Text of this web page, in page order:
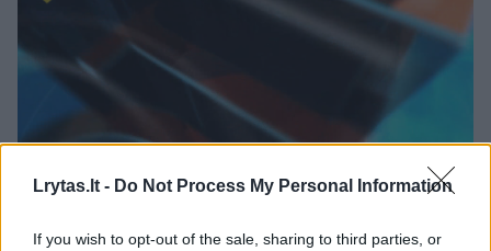
Lrytas.lt - Do Not Process My Personal Information
If you wish to opt-out of the sale, sharing to third parties, or